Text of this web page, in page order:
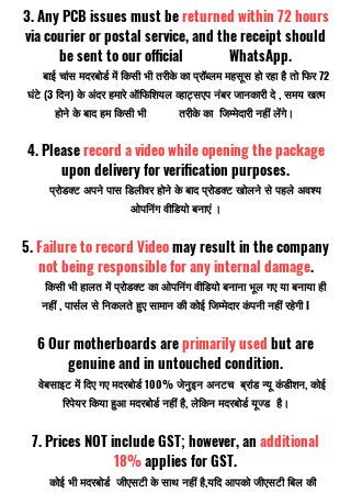
3. Any PCB issues must bereturned within 72 hours
via courier or postal service, and the receipt should
be sent to our official WhatsApp.
बाई चांस मदरबोर्ड में किसी भी तरीके का प्रॉब्लम महसूस हो रहा है तो फिर 72
घंटे (3 दिन) के अंदर हमारे ऑफिशियल व्हाट्सएप नंबर जानकारी दे , समय खत्म
होने के बाद हम किसी भी तरीके का जिम्मेदारी नहीं लेंगे।
4. Pleaserecord a video while opening the package
upon delivery for verification purposes.
प्रोडक्ट अपने पास डिलीवर होने के बाद प्रोडक्ट खोलने से पहले अवश्य
ओपनिंग वीडियो बनाएं ।
5.Failure to record Videomay result in the company
not being responsible for any internal damage.
किसी भी हालत में प्रोडक्ट का ओपनिंग वीडियो बनाना भूल गए या बनाया ही
नहीं , पार्सल से निकलते हुए सामान की कोई जिम्मेदार कंपनी नहीं रहेगी I
6 Our motherboards areprimarily used but are
genuine and in untouched condition.
वेबसाइट में दिए गए मदरबोर्ड 100% जेनुइन अनटच ब्रांड न्यू कंडीशन, कोई
रिपेयर किया हुआ मदरबोर्ड नहीं है, लेकिन मदरबोर्ड यूज्ड है।
7. Prices NOT include GST; however, an additional
18%applies for GST.
कोई भी मदरबोर्ड जीएसटी के साथ नहीं है,यदि आपको जीएसटी बिल की